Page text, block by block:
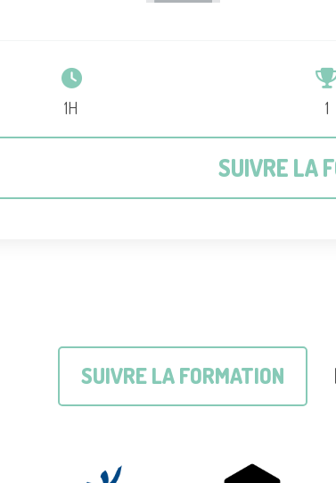
1H 1
SUIVRE LA
SUIVRE LA FORMATION